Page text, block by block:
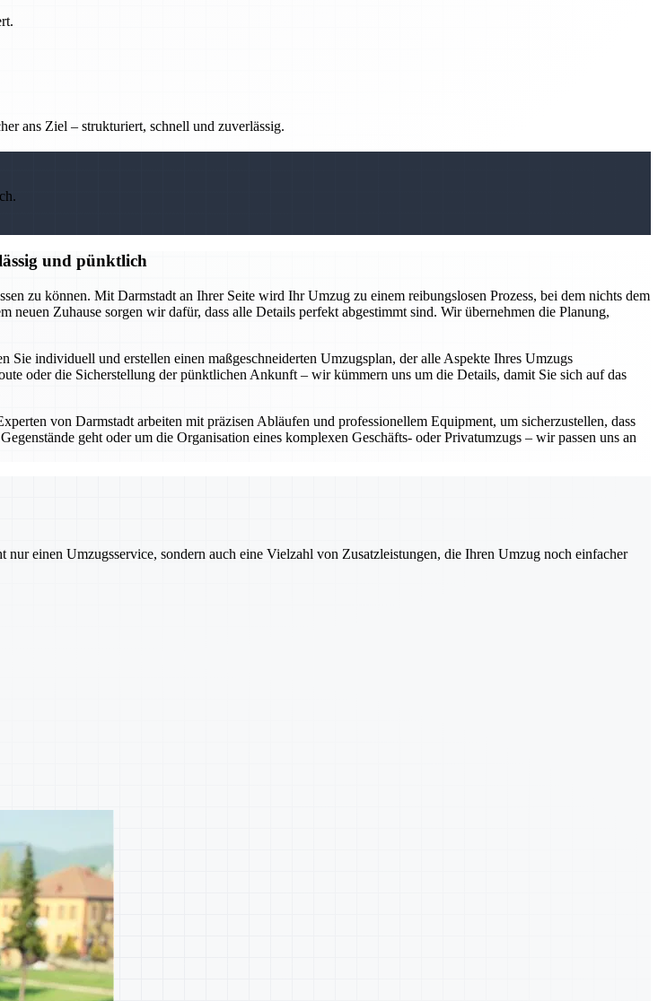
ans Ziel – strukturiert, schnell und zuverlässig.
und pünktlich
zu können. Mit Darmstadt an Ihrer Seite wird Ihr Umzug zu einem reibungslosen Prozess, bei dem nichts dem
Zuhause sorgen wir dafür, dass alle Details perfekt abgestimmt sind. Wir übernehmen die Planung,
Sie individuell und erstellen einen maßgeschneiderten Umzugsplan, der alle Aspekte Ihres Umzugs
oder die Sicherstellung der pünktlichen Ankunft – wir kümmern uns um die Details, damit Sie sich auf das
von Darmstadt arbeiten mit präzisen Abläufen und professionellem Equipment, um sicherzustellen, dass
geht oder um die Organisation eines komplexen Geschäfts- oder Privatumzugs – wir passen uns an
einen Umzugsservice, sondern auch eine Vielzahl von Zusatzleistungen, die Ihren Umzug noch einfacher